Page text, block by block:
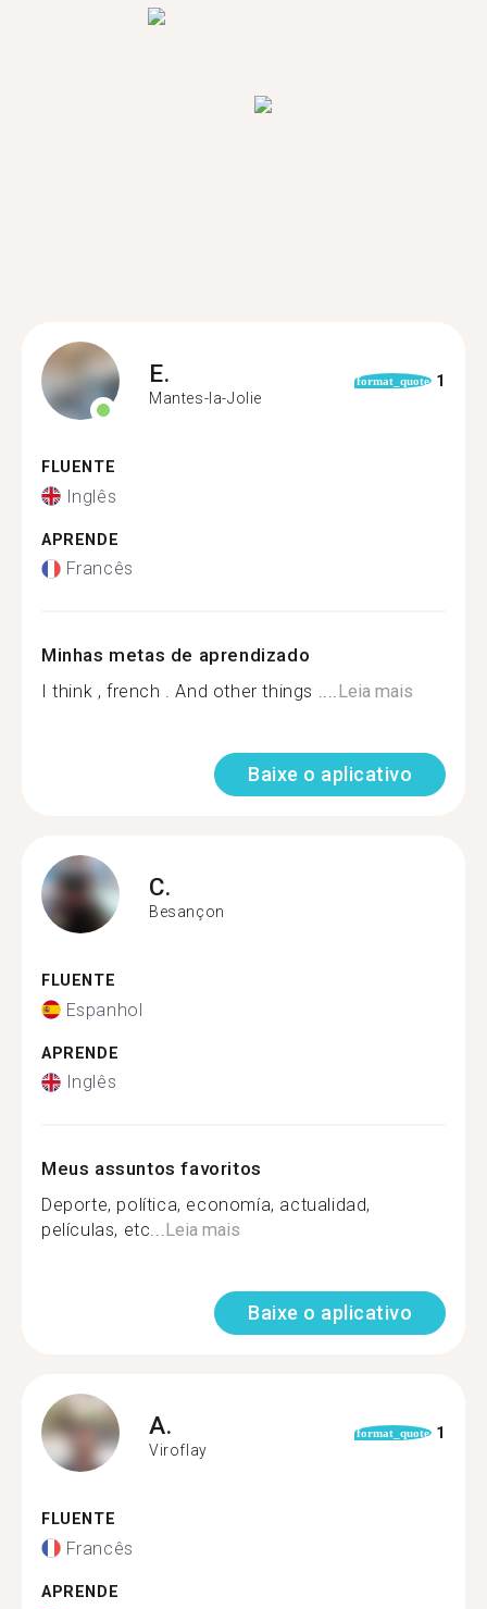
E.
Mantes-la-Jolie
format_quote 1
FLUENTE
Inglês
APRENDE
Francês
Minhas metas de aprendizado
I think , french . And other things ....Leia mais
Baixe o aplicativo
C.
Besançon
FLUENTE
Espanhol
APRENDE
Inglês
Meus assuntos favoritos
Deporte, política, economía, actualidad,
películas, etc...Leia mais
Baixe o aplicativo
A.
Viroflay
format_quote 1
FLUENTE
Francês
APRENDE